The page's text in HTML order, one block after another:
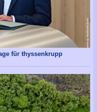
für thyssenkrupp